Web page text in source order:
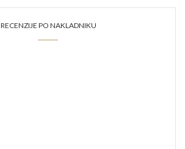
RECENZIJE PO NAKLADNIKU